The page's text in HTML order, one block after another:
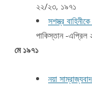
২২/২৩, ১৯৭১
সশস্ত্র
পাকিস্তান -এপ্রিল
মে ১৯৭১
নয়া